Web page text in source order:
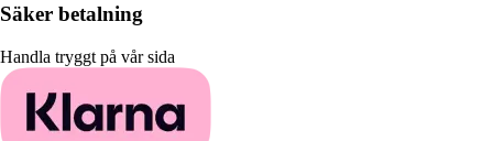
Säker betalning
Handla tryggt på vår sida